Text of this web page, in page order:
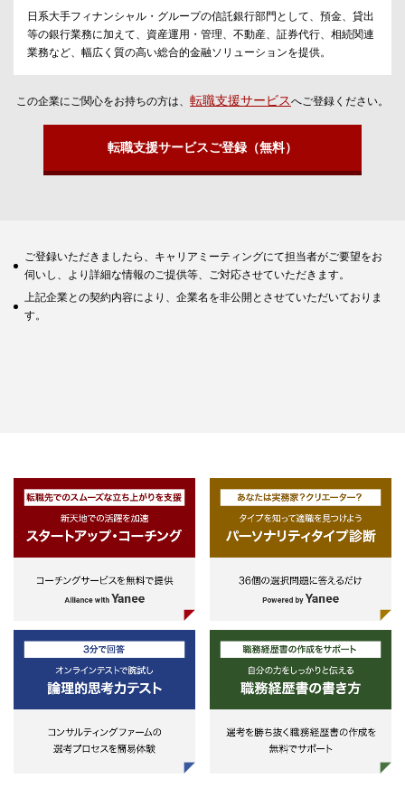
日系大手フィナンシャル・グループの信託銀行部門として、預金、貸出
等の銀行業務に加えて、資産運用・管理、不動産、証券代行、相続関連
業務など、幅広く質の高い総合的金融ソリューションを提供。
この企業にご関心をお持ちの方は、 転職支援サービスへご登録ください。
転職支援サービスご登録（無料）
ご登録いただきましたら、キャリアミーティングにて担当者がご要望をお
伺いし、より詳細な情報のご提供等、ご対応させていただきます。
上記企業との契約内容により、企業名を非公開とさせていただいておりま
す。